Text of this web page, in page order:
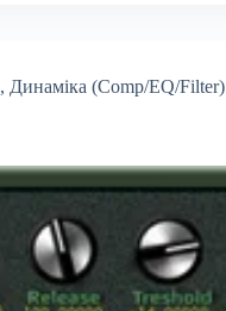
, Динаміка (Comp/EQ/Filter)